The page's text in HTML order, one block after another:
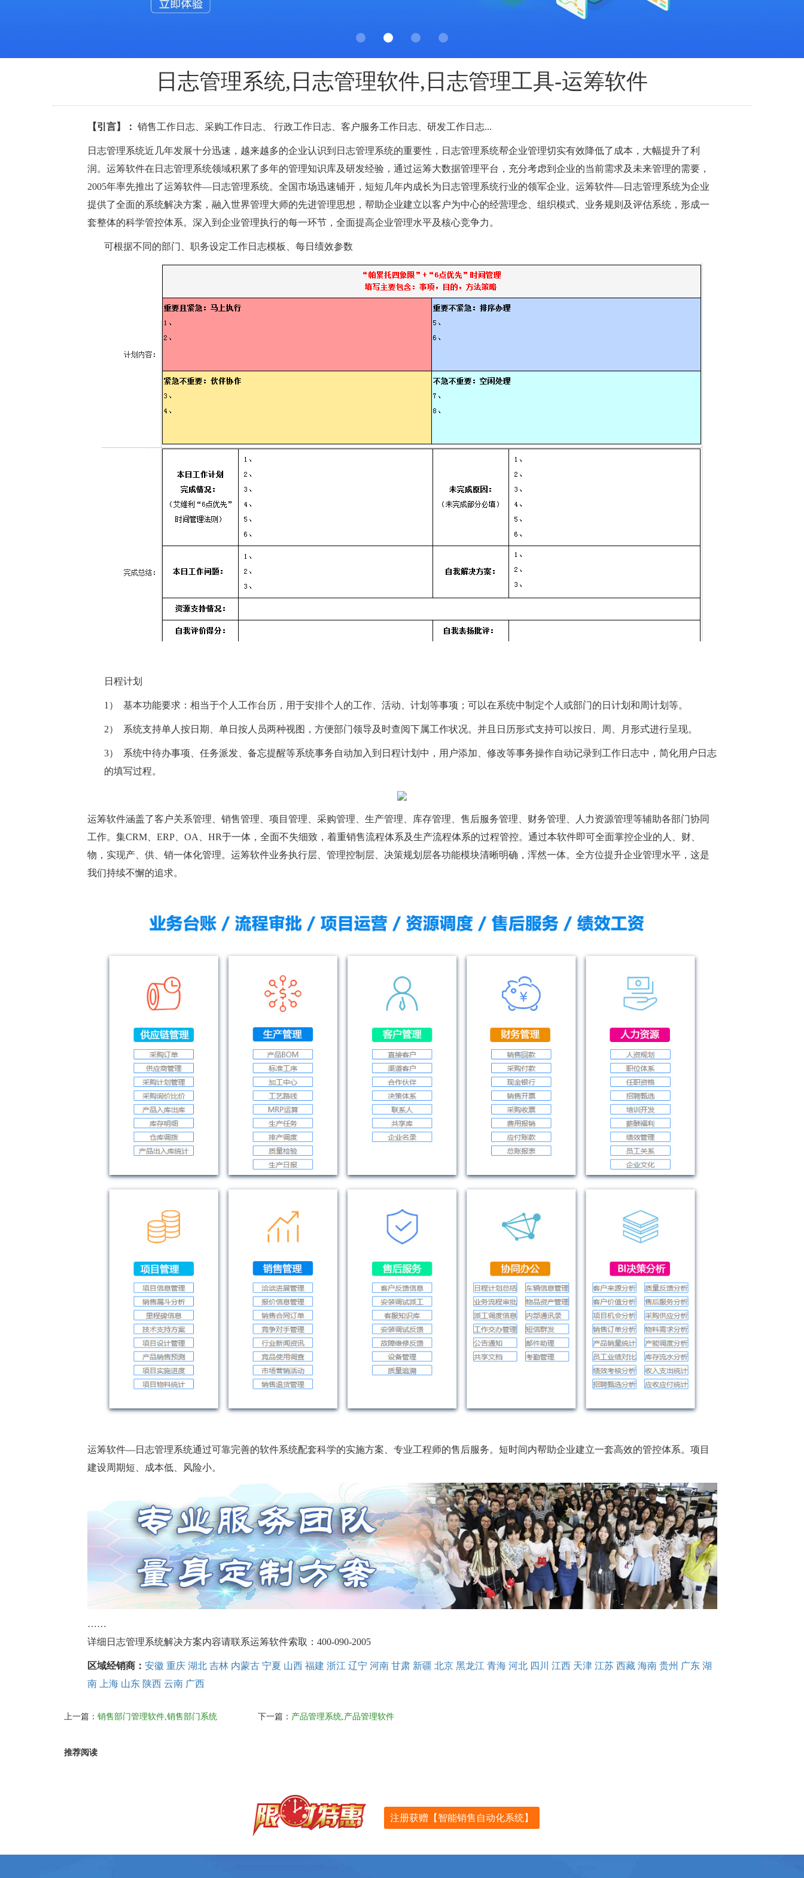
日志管理系统,日志管理软件,日志管理工具-运筹软件
【引言】： 销售工作日志、采购工作日志、 行政工作日志、客户服务工作日志、研发工作日志...
日志管理系统近几年发展十分迅速，越来越多的企业认识到日志管理系统的重要性，日志管理系统帮企业管理切实有效降低了成本，大幅提升了利
润。运筹软件在日志管理系统领域积累了多年的管理知识库及研发经验，通过运筹大数据管理平台，充分考虑到企业的当前需求及未来管理的需要，
2005年率先推出了运筹软件—日志管理系统。全国市场迅速铺开，短短几年内成长为日志管理系统行业的领军企业。运筹软件—日志管理系统为企业
提供了全面的系统解决方案，融入世界管理大师的先进管理思想，帮助企业建立以客户为中心的经营理念、组织模式、业务规则及评估系统，形成一
套整体的科学管控体系。深入到企业管理执行的每一环节，全面提高企业管理水平及核心竞争力。
可根据不同的部门、职务设定工作日志模板、每日绩效参数
日程计划
1） 基本功能要求：相当于个人工作台历，用于安排个人的工作、活动、计划等事项；可以在系统中制定个人或部门的日计划和周计划等。
2） 系统支持单人按日期、单日按人员两种视图，方便部门领导及时查阅下属工作状况。并且日历形式支持可以按日、周、月形式进行呈现。
3） 系统中待办事项、任务派发、备忘提醒等系统事务自动加入到日程计划中，用户添加、修改等事务操作自动记录到工作日志中，简化用户日志
的填写过程。
运筹软件涵盖了客户关系管理、销售管理、项目管理、采购管理、生产管理、库存管理、售后服务管理、财务管理、人力资源管理等辅助各部门协同
工作。集CRM、ERP、OA、HR于一体，全面不失细致，着重销售流程体系及生产流程体系的过程管控。通过本软件即可全面掌控企业的人、财、
物，实现产、供、销一体化管理。运筹软件业务执行层、管理控制层、决策规划层各功能模块清晰明确，浑然一体。全方位提升企业管理水平，这是
我们持续不懈的追求。
运筹软件—日志管理系统通过可靠完善的软件系统配套科学的实施方案、专业工程师的售后服务。短时间内帮助企业建立一套高效的管控体系。项目
建设周期短、成本低、风险小。
……
详细日志管理系统解决方案内容请联系运筹软件索取：400-090-2005
区域经销商： 安徽 重庆 湖北 吉林 内蒙古 宁夏 山西 福建 浙江 辽宁 河南 甘肃 新疆 北京 黑龙江 青海 河北 四川 江西 天津 江苏 西藏 海南 贵州 广东 湖
南
上海 山东 陕西 云南 广西
上一篇： 销售部门管理软件,销售部门系统 下一篇： 产品管理系统,产品管理软件
推荐阅读
注册获赠【智能销售自动化系统】